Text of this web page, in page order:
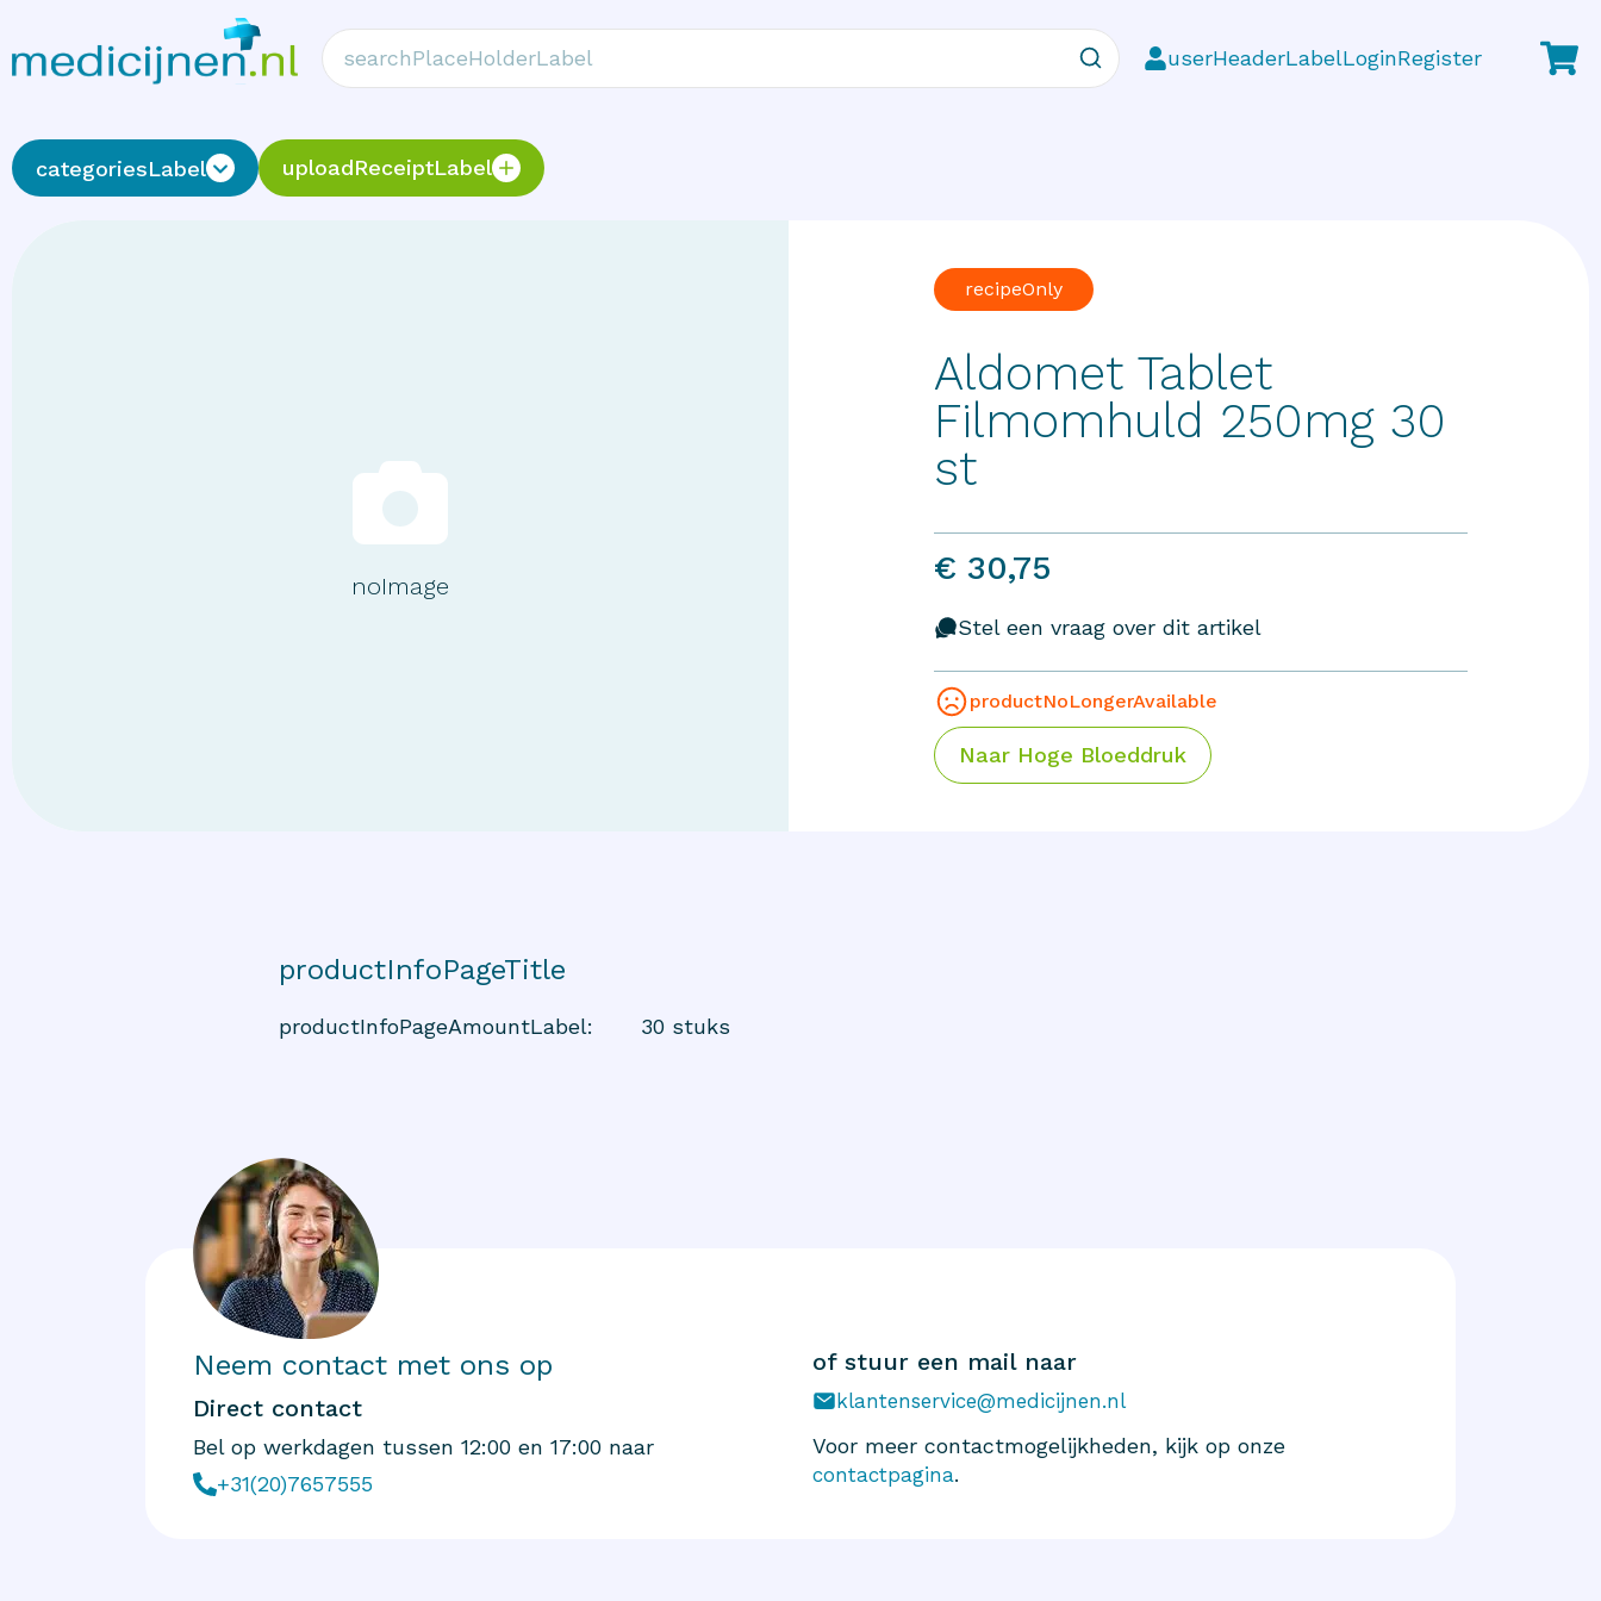
userHeaderLabelLoginRegister
categoriesLabel uploadReceiptLabel
noImage
recipeOnly
Aldomet Tablet
Filmomhuld 250mg 30
st
€ 30,75
Stel een vraag over dit artikel
productNoLongerAvailable
Naar Hoge Bloeddruk
productInfoPageTitle
productInfoPageAmountLabel: 30 stuks
Neem contact met ons op
Direct contact
Bel op werkdagen tussen 12:00 en 17:00 naar
+31(20)7657555
of stuur een mail naar
klantenservice@medicijnen.nl
Voor meer contactmogelijkheden, kijk op onze
contactpagina.